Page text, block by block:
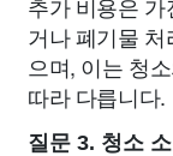
거나 폐기물
으며, 이는 청
따라 다릅니다.
질문 3. 청소